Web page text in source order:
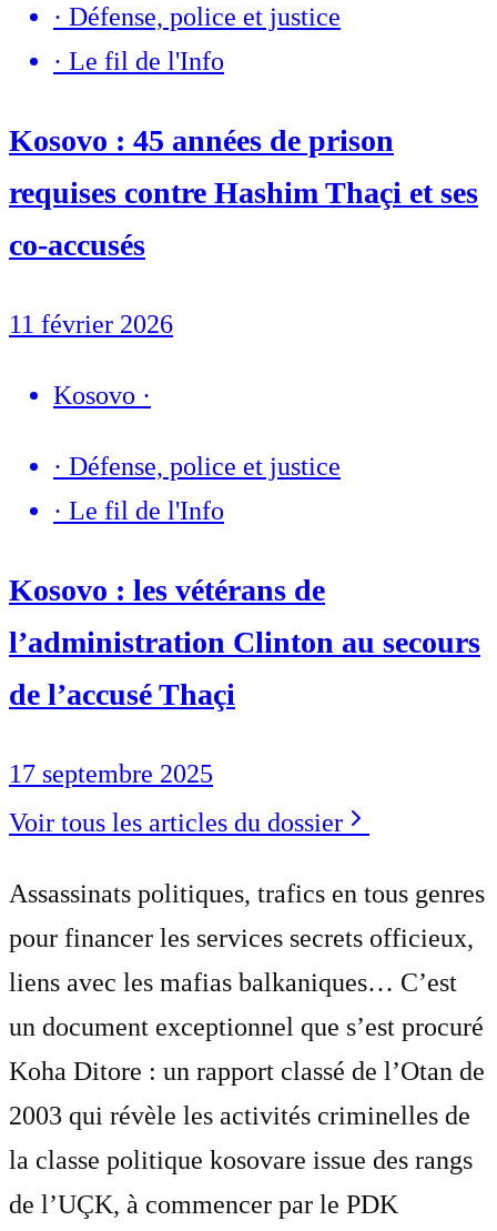
· Défense, police et justice
· Le fil de l'Info
Kosovo : 45 années de prison
requises contre Hashim Thaçi et ses
co-accusés
11 février 2026
Kosovo ·
· Défense, police et justice
· Le fil de l'Info
Kosovo : les vétérans de
l’administration Clinton au secours
de l’accusé Thaçi
17 septembre 2025
Voir tous les articles du dossier
Assassinats politiques, trafics en tous genres
pour financer les services secrets officieux,
liens avec les mafias balkaniques… C’est
un document exceptionnel que s’est procuré
Koha Ditore : un rapport classé de l’Otan de
2003 qui révèle les activités criminelles de
la classe politique kosovare issue des rangs
de l’UÇK, à commencer par le PDK